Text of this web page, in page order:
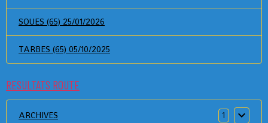
SOUES (65) 25/01/2026
TARBES (65) 05/10/2025
RESULTATS ROUTE
ARCHIVES 1